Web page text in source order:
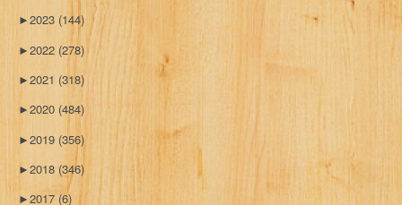
►2023 (144)
►2022 (278)
►2021 (318)
►2020 (484)
►2019 (356)
►2018 (346)
►2017 (6)